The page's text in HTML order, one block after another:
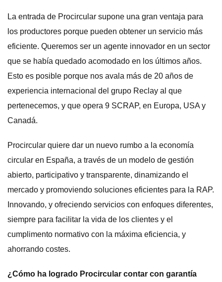
La entrada de Procircular supone una gran ventaja para
los productores porque pueden obtener un servicio más
eficiente. Queremos ser un agente innovador en un sector
que se había quedado acomodado en los últimos años.
Esto es posible porque nos avala más de 20 años de
experiencia internacional del grupo Reclay al que
pertenecemos, y que opera 9 SCRAP, en Europa, USA y
Canadá.
Procircular quiere dar un nuevo rumbo a la economía
circular en España, a través de un modelo de gestión
abierto, participativo y transparente, dinamizando el
mercado y promoviendo soluciones eficientes para la RAP.
Innovando, y ofreciendo servicios con enfoques diferentes,
siempre para facilitar la vida de los clientes y el
cumplimento normativo con la máxima eficiencia, y
ahorrando costes.
¿Cómo ha logrado Procircular contar con garantía